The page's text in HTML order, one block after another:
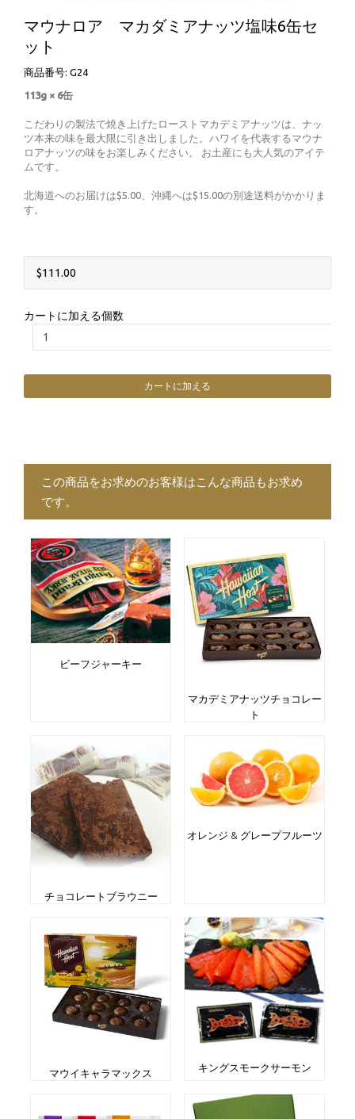
マウナロア マカダミアナッツ塩味6缶セ
ット
商品番号: G24
113g × 6缶
こだわりの製法で焼き上げたローストマカデミアナッツは、ナッ
ツ本来の味を最大限に引き出しました。ハワイを代表するマウナ
ロアナッツの味をお楽しみください。 お土産にも大人気のアイテ
ムです。
北海道へのお届けは$5.00、沖縄へは$15.00の別途送料がかかりま
す。
$111.00
カートに加える個数
この商品をお求めのお客様はこんな商品もお求め
です。
ビーフジャーキー
マカデミアナッツチョコレー
ト
チョコレートブラウニー
オレンジ & グレープフルーツ
マウイキャラマックス
キングスモークサーモン